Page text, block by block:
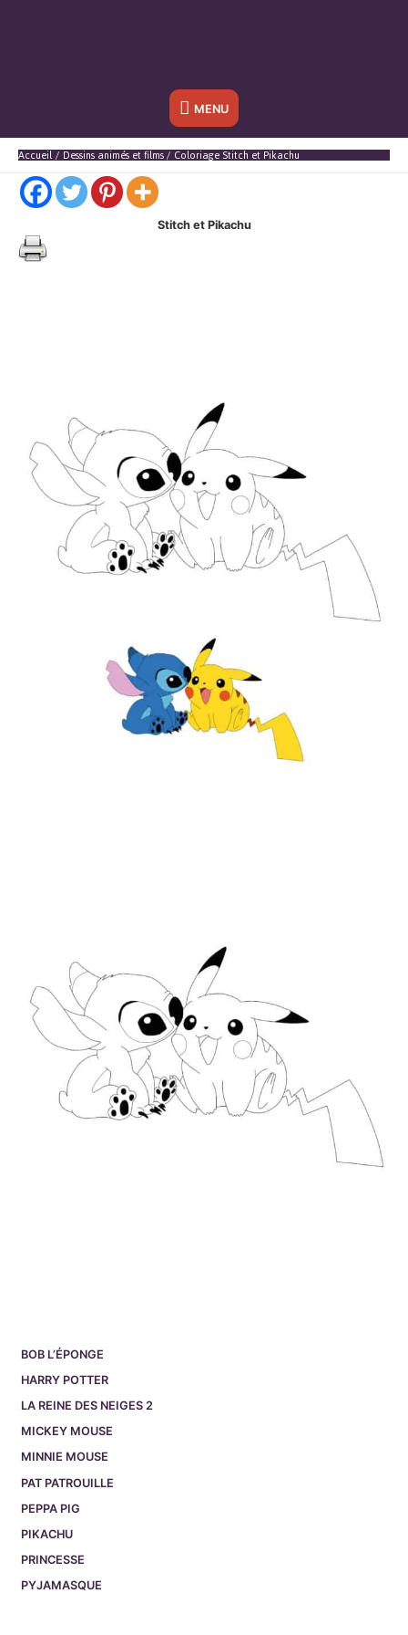
Sous
l'en-
MENU
Accueil Dessins animés et films Coloriage Stitch et Pikachu
BOB L’ÉPONGE
HARRY POTTER
LA REINE DES NEIGES 2
MICKEY MOUSE
MINNIE MOUSE
PAT PATROUILLE
PEPPA PIG
PIKACHU
PRINCESSE
PYJAMASQUE
Stitch et Pikachu